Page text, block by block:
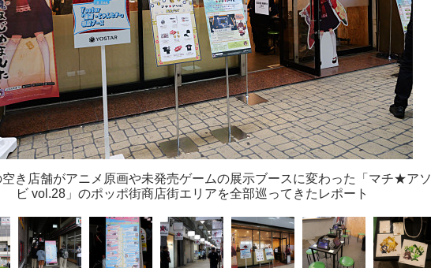
き店舗がアニメ原画や未発売ゲームの展示ブースに変わった「マチ★アソ
ビ vol.28」のポッポ街商店街エリアを全部巡ってきたレポート